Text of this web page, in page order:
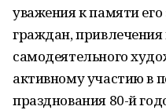
уважения к памяти
граждан, привлечения
самодеятельного
активному участию в
празднования 80-й